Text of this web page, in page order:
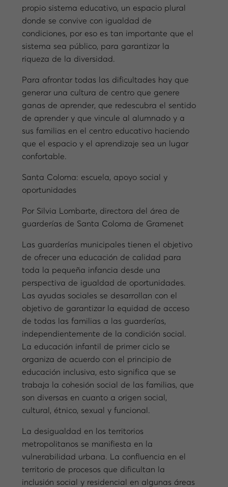
propio sistema educativo, un espacio plural
donde se convive con igualdad de
condiciones, por eso es tan importante que el
sistema sea público, para garantizar la
riqueza de la diversidad.
Para afrontar todas las dificultades hay que
generar una cultura de centro que genere
ganas de aprender, que redescubra el sentido
de aprender y que vincule al alumnado y a
sus familias en el centro educativo haciendo
que el espacio y el aprendizaje sea un lugar
confortable.
Santa Coloma: escuela, apoyo social y
oportunidades
Por Silvia Lombarte, directora del área de
guarderías de Santa Coloma de Gramenet
Las guarderías municipales tienen el objetivo
de ofrecer una educación de calidad para
toda la pequeña infancia desde una
perspectiva de igualdad de oportunidades.
Las ayudas sociales se desarrollan con el
objetivo de garantizar la equidad de acceso
de todas las familias a las guarderías,
independientemente de la condición social.
La educación infantil de primer ciclo se
organiza de acuerdo con el principio de
educación inclusiva, esto significa que se
trabaja la cohesión social de las familias, que
son diversas en cuanto a origen social,
cultural, étnico, sexual y funcional.
La desigualdad en los territorios
metropolitanos se manifiesta en la
vulnerabilidad urbana. La confluencia en el
territorio de procesos que dificultan la
inclusión social y residencial en algunas áreas